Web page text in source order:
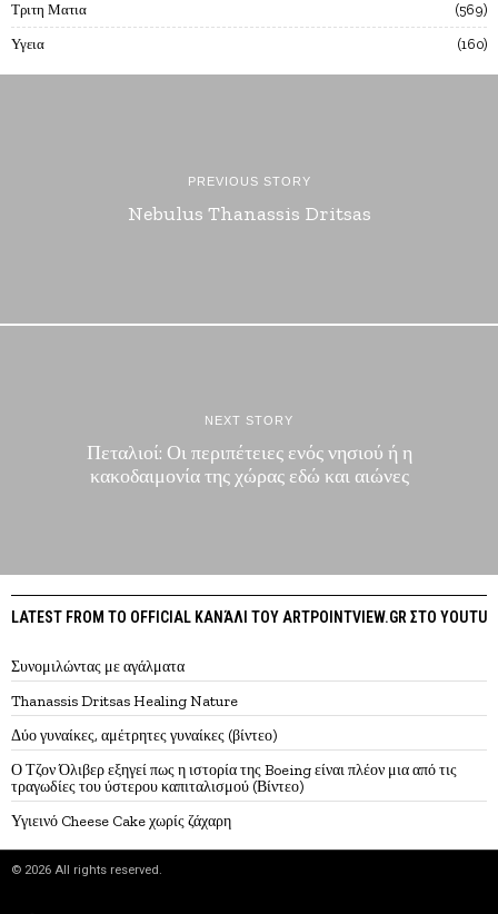
Τριτη Ματια 569
Υγεια 160
PREVIOUS STORY
Nebulus Thanassis Dritsas
NEXT STORY
Πεταλιοί: Οι περιπέτειες ενός νησιού ή η
κακοδαιμονία της χώρας εδώ και αιώνες
LATEST FROM ΤΟ OFFICIAL ΚΑΝΆΛΙ ΤΟΥ ARTPOINTVIEW.GR ΣΤΟ
Συνομιλώντας με αγάλματα
Thanassis Dritsas Healing Nature
Δύο γυναίκες, αμέτρητες γυναίκες (βίντεο)
Ο Τζον Όλιβερ εξηγεί πως η ιστορία της Boeing είναι πλέον μια από τις
τραγωδίες του ύστερου καπιταλισμού (Βίντεο)
Υγιεινό Cheese Cake χωρίς ζάχαρη
© 2026 All rights reserved.